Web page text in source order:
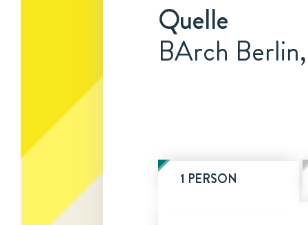
Quelle
BArch
1 PERSON